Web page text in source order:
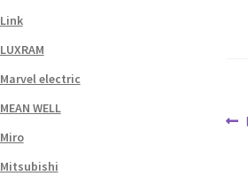
แ
Link
LUXRAM
Marvel electric
MEAN WELL
Miro
Mitsubishi